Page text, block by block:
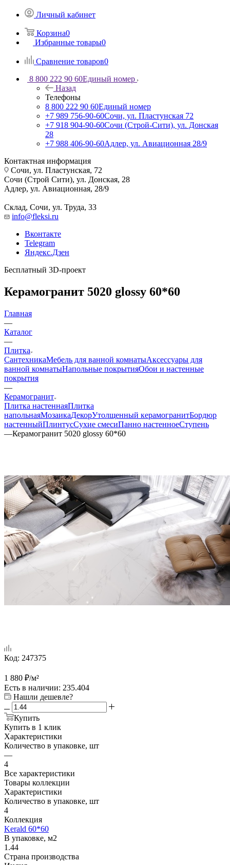
Личный кабинет
Корзина0
Избранные товары0
Сравнение товаров0
8 800 222 90 60Единый номер
Назад
Телефоны
8 800 222 90 60Единый номер
+7 989 756-90-60Сочи, ул. Пластунская 72
+7 918 904-90-60Сочи (Строй-Сити), ул. Донская
28
+7 988 406-90-60Адлер, ул. Авиационная 28/9
Контактная информация
Сочи, ул. Пластунская, 72
Сочи (Строй Сити), ул. Донская, 28
Адлер, ул. Авиационная, 28/9
Склад, Сочи, ул. Труда, 33
info@fleksi.ru
Вконтакте
Telegram
Яндекс.Дзен
Бесплатный 3D-проект
Керамогранит 5020 glossy 60*60
Главная
—
Каталог
—
Плитка
СантехникаМебель для ванной комнатыАксессуары для
ванной комнатыНапольные покрытияОбои и настенные
покрытия
—
Керамогранит
Плитка настеннаяПлитка
напольнаяМозаикаДекорУтолщенный керамогранитБордюр
настенныйПлинтусСухие смесиПанно настенноеСтупень
—Керамогранит 5020 glossy 60*60
Код: 247375
1 880 ₽/м²
Есть в наличии: 235.404
Нашли дешевле?
Купить
Купить в 1 клик
Характеристики
Количество в упаковке, шт
—
4
Все характеристики
Товары коллекции
Характеристики
Количество в упаковке, шт
4
Коллекция
Kerald 60*60
В упаковке, м2
1.44
Страна производства